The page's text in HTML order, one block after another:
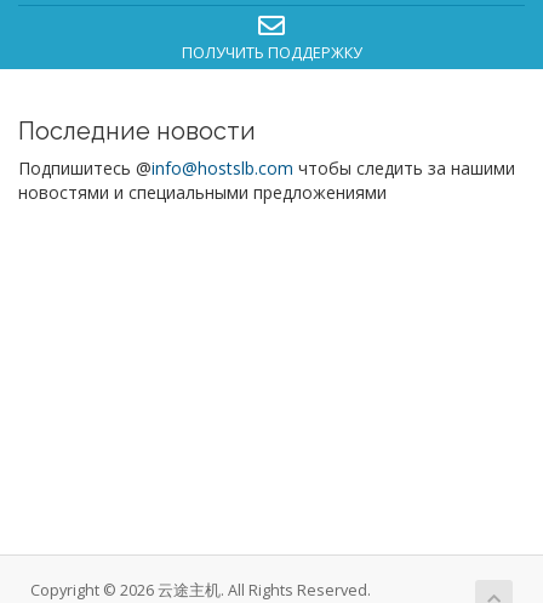
ПОЛУЧИТЬ ПОДДЕРЖКУ
Последние новости
Подпишитесь @info@hostslb.com чтобы следить за нашими
новостями и специальными предложениями
Copyright © 2026 云途主机. All Rights Reserved.